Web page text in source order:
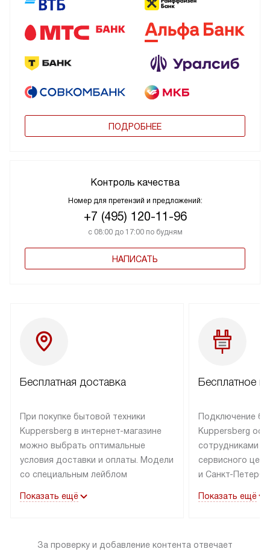
ПОДРОБНЕЕ
Контроль качества
Номер для претензий и предложений:
+7 (495) 120-11-96
с 08:00 до 17:00 по будням
НАПИСАТЬ
Бесплатная доставка
При покупке бытовой техники
Kuppersberg в интернет-магазине
можно выбрать оптимальные
условия доставки и оплаты. Модели
со специальным лейблом
в пределах МКАД до подъезда,
«в наличии» может быть отправлен
Показать ещё
Бесплатное
Подключение
Kuppersberg
сотрудниками
сервисного
и Санкт-
подключается к
за пределы
Показать ещё
За проверку и добавление контента отвечает